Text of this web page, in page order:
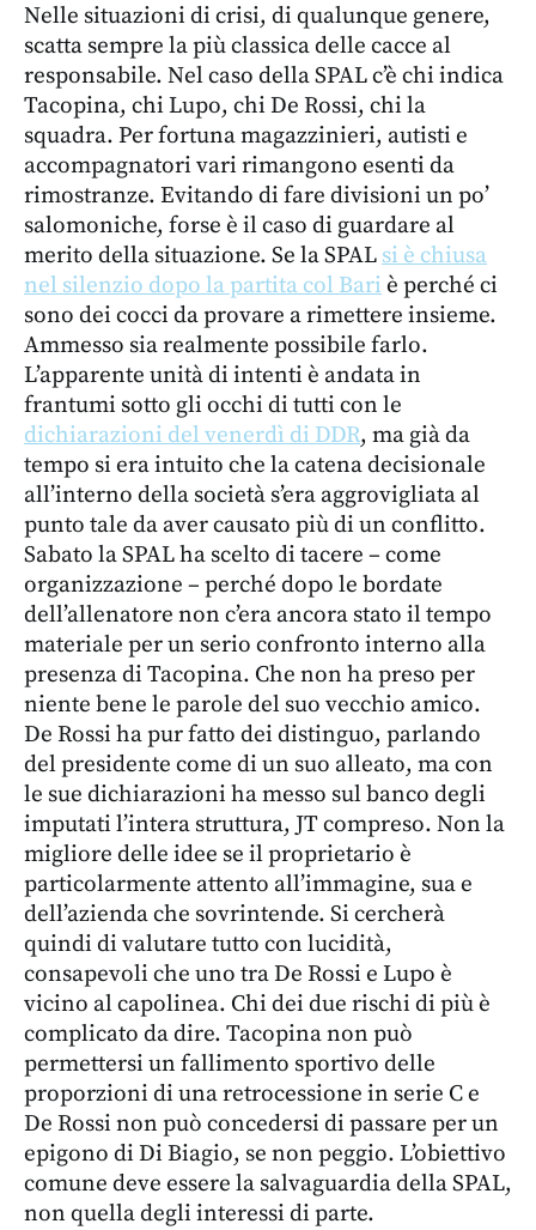
Nelle situazioni di crisi, di qualunque genere,
scatta sempre la più classica delle cacce al
responsabile. Nel caso della SPAL c’è chi indica
Tacopina, chi Lupo, chi De Rossi, chi la
squadra. Per fortuna magazzinieri, autisti e
accompagnatori vari rimangono esenti da
rimostranze. Evitando di fare divisioni un po’
salomoniche, forse è il caso di guardare al
merito della situazione. Se la SPAL si è chiusa
nel silenzio dopo la partita col Bari è perché ci
sono dei cocci da provare a rimettere insieme.
Ammesso sia realmente possibile farlo.
L’apparente unità di intenti è andata in
frantumi sotto gli occhi di tutti con le
dichiarazioni del venerdì di DDR, ma già da
tempo si era intuito che la catena decisionale
all’interno della società s’era aggrovigliata al
punto tale da aver causato più di un conflitto.
Sabato la SPAL ha scelto di tacere – come
organizzazione – perché dopo le bordate
dell’allenatore non c’era ancora stato il tempo
materiale per un serio confronto interno alla
presenza di Tacopina. Che non ha preso per
niente bene le parole del suo vecchio amico.
De Rossi ha pur fatto dei distinguo, parlando
del presidente come di un suo alleato, ma con
le sue dichiarazioni ha messo sul banco degli
imputati l’intera struttura, JT compreso. Non la
migliore delle idee se il proprietario è
particolarmente attento all’immagine, sua e
dell’azienda che sovrintende. Si cercherà
quindi di valutare tutto con lucidità,
consapevoli che uno tra De Rossi e Lupo è
vicino al capolinea. Chi dei due rischi di più è
complicato da dire. Tacopina non può
permettersi un fallimento sportivo delle
proporzioni di una retrocessione in serie C e
De Rossi non può concedersi di passare per un
epigono di Di Biagio, se non peggio. L’obiettivo
comune deve essere la salvaguardia della SPAL,
non quella degli interessi di parte.